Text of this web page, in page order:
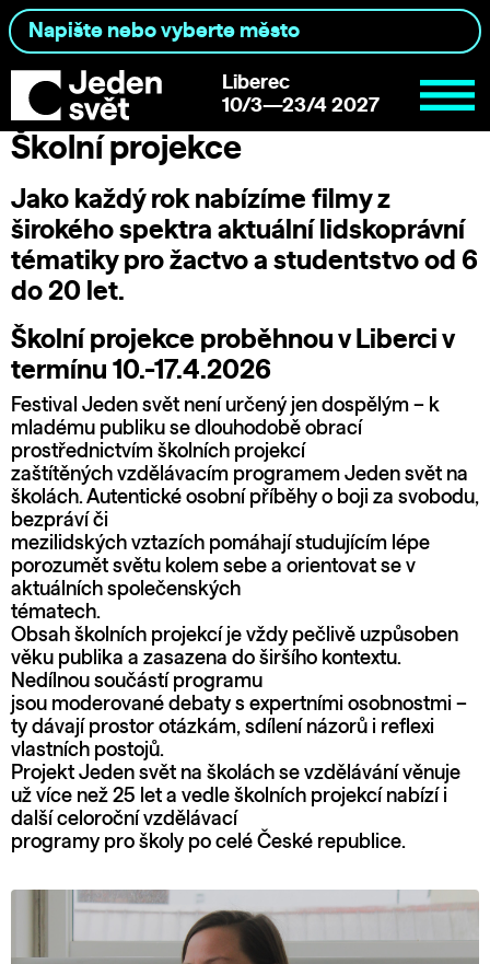
Liberec
10/3—23/4 2027
Školní projekce
Jako každý rok nabízíme filmy z
širokého spektra aktuální lidskoprávní
tématiky pro žactvo a studentstvo od 6
do 20 let.
Školní projekce proběhnou v Liberci v
termínu 10.-17.4.2026
Festival Jeden svět není určený jen dospělým – k
mladému publiku se dlouhodobě obrací
prostřednictvím školních projekcí
zaštítěných vzdělávacím programem Jeden svět na
školách. Autentické osobní příběhy o boji za svobodu,
bezpráví či
mezilidských vztazích pomáhají studujícím lépe
porozumět světu kolem sebe a orientovat se v
aktuálních společenských
tématech.
Obsah školních projekcí je vždy pečlivě uzpůsoben
věku publika a zasazena do širšího kontextu.
Nedílnou součástí programu
jsou moderované debaty s expertními osobnostmi –
ty dávají prostor otázkám, sdílení názorů i reflexi
vlastních postojů.
Projekt Jeden svět na školách se vzdělávání věnuje
už více než 25 let a vedle školních projekcí nabízí i
další celoroční vzdělávací
programy pro školy po celé České republice.